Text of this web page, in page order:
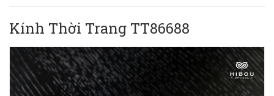
Kính Thời Trang TT86688